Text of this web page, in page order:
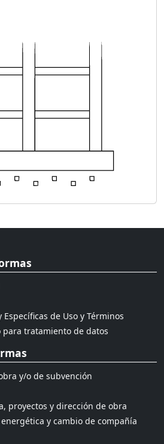
de Uso y Términos
tratamiento de datos
y/o de subvención
proyectos y dirección de obra
y cambio de compañía